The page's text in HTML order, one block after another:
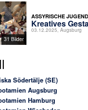
31 Bilder
ASSYRISCHE
Kreatives
03.12.2025, Augsburg
Södertälje (SE)
Augsburg
Hamburg